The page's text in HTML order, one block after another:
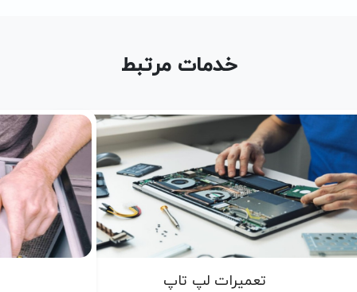
خدمات مرتبط
تعمیرات لپ تاپ